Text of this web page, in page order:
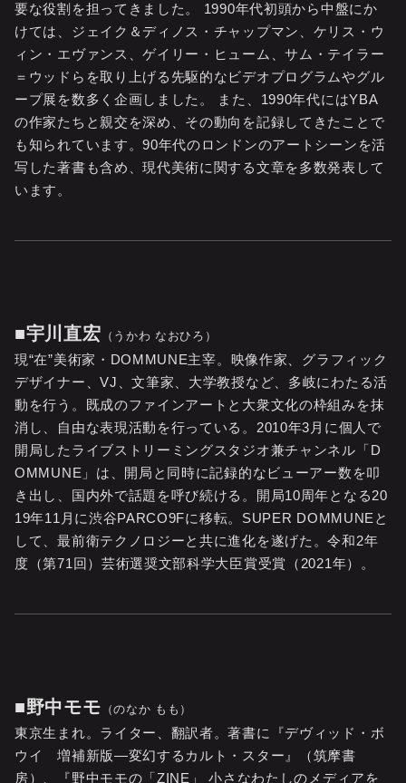
要な役割を担ってきました。 1990年代初頭から中盤にか
けては、ジェイク＆ディノス・チャップマン、ケリス・ウ
ィン・エヴァンス、ゲイリー・ヒューム、サム・テイラー
＝ウッドらを取り上げる先駆的なビデオプログラムやグル
ープ展を数多く企画しました。 また、1990年代にはYBA
の作家たちと親交を深め、その動向を記録してきたことで
も知られています。90年代のロンドンのアートシーンを活
写した著書も含め、現代美術に関する文章を多数発表して
います。
■宇川直宏 （うかわ なおひろ）
現“在”美術家・DOMMUNE主宰。映像作家、グラフィック
デザイナー、VJ、文筆家、大学教授など、多岐にわたる活
動を行う。既成のファインアートと大衆文化の枠組みを抹
消し、自由な表現活動を行っている。2010年3月に個人で
開局したライブストリーミングスタジオ兼チャンネル「D
OMMUNE」は、開局と同時に記録的なビューアー数を叩
き出し、国内外で話題を呼び続ける。開局10周年となる20
19年11月に渋谷PARCO9Fに移転。SUPER DOMMUNEと
して、最前衛テクノロジーと共に進化を遂げた。令和2年
度（第71回）芸術選奨文部科学大臣賞受賞（2021年）。
■野中モモ （のなか もも）
東京生まれ。ライター、翻訳者。著書に『デヴィッド・ボ
ウイ 増補新版―変幻するカルト・スター』（筑摩書
房）、『野中モモの「ZINE」 小さなわたしのメディアを